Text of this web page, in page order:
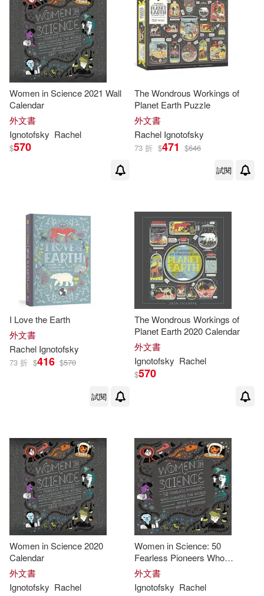
Women in Science 2021 Wall
Calendar
外文書
Ignotofsky Rachel
$570
The Wondrous Workings of
Planet Earth Puzzle
外文書
Rachel Ignotofsky
73 折 $471 $646
試閱
I Love the Earth
外文書
Rachel Ignotofsky
73 折 $416 $570
試閱
The Wondrous Workings of
Planet Earth 2020 Calendar
外文書
Ignotofsky Rachel
$570
Women in Science 2020
Calendar
外文書
Ignotofsky Rachel
Women in Science: 50
Fearless Pioneers Who
Changed the World
外文書
Ignotofsky Rachel